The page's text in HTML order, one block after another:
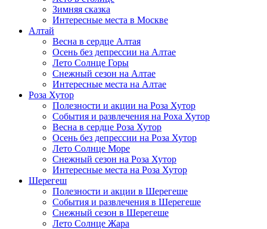
Зимняя сказка
Интересные места в Москве
Алтай
Весна в сердце Алтая
Осень без депрессии на Алтае
Лето Солнце Горы
Снежный сезон на Алтае
Интересные места на Алтае
Роза Хутор
Полезности и акции на Роза Хутор
События и развлечения на Роха Хутор
Весна в сердце Роза Хутор
Осень без депрессии на Роза Хутор
Лето Солнце Море
Снежный сезон на Роза Хутор
Интересные места на Роза Хутор
Шерегеш
Полезности и акции в Шерегеше
События и развлечения в Шерегеше
Снежный сезон в Шерегеше
Лето Солнце Жара